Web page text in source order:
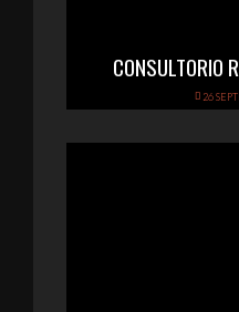
CONSULTORIO
26